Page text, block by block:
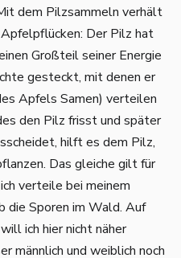
dem Pilzsammeln verhält
Der Pilz hat
Großteil seiner Energie
gesteckt, mit denen er
Apfels Samen) verteilen
den Pilz frisst und später
hilft es dem Pilz,
Das gleiche gilt für
verteile bei meinem
die Sporen im Wald. Auf
ich hier nicht näher
männlich und weiblich noch